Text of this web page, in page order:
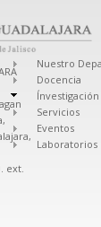
ext.
Nuestro
Docencia
Ínvestigación
Servicios
Eventos
Laboratorios